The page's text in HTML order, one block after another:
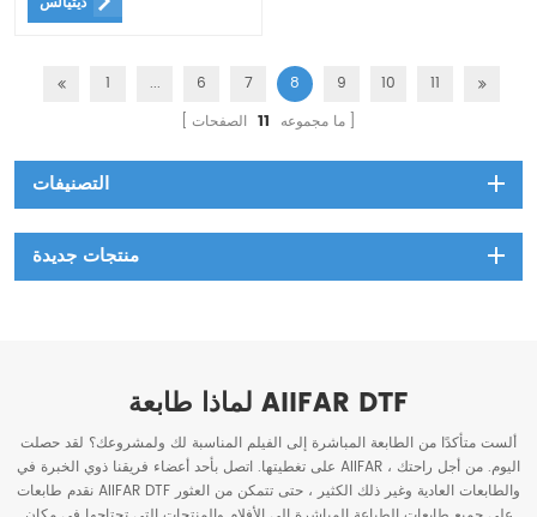
1 ... 6 7 8 9 10
11
ما مجموعه 11 الصفحات
التصنيفات
منتجات جديدة
لماذا طابعة AIIFAR DTF
ألست متأكدًا من الطابعة المباشرة إلى الفيلم المناسبة لك ولمشروعك؟ لقد حصلت
على تغطيتها. اتصل بأحد أعضاء فريقنا ذوي الخبرة في AIIFAR اليوم. من أجل راحتك ،
نقدم طابعات AIIFAR DTF والطابعات العادية وغير ذلك الكثير ، حتى تتمكن من العثور